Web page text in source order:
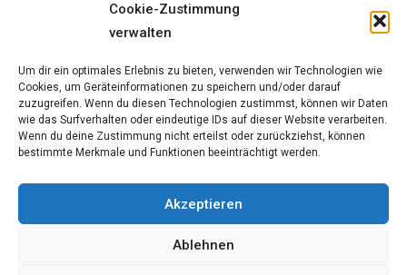
Cookie-Zustimmung
verwalten
Um dir ein optimales Erlebnis zu bieten, verwenden wir Technologien wie
Cookies, um Geräteinformationen zu speichern und/oder darauf
zuzugreifen. Wenn du diesen Technologien zustimmst, können wir Daten
wie das Surfverhalten oder eindeutige IDs auf dieser Website verarbeiten.
Wenn du deine Zustimmung nicht erteilst oder zurückziehst, können
bestimmte Merkmale und Funktionen beeinträchtigt werden.
Akzeptieren
Ablehnen
AktienbewertungClinuvel
Clinuvel PharmaceuticalsDCF
Digitale Strategie Discounted Cash floweBook Fair KBV Fair KGV
Kelly Kriterium KGV MethodikMultiples NemetschekNews
PortfoliomanagementReverse DCF Reverse KGVseekingalpha
Value Investing